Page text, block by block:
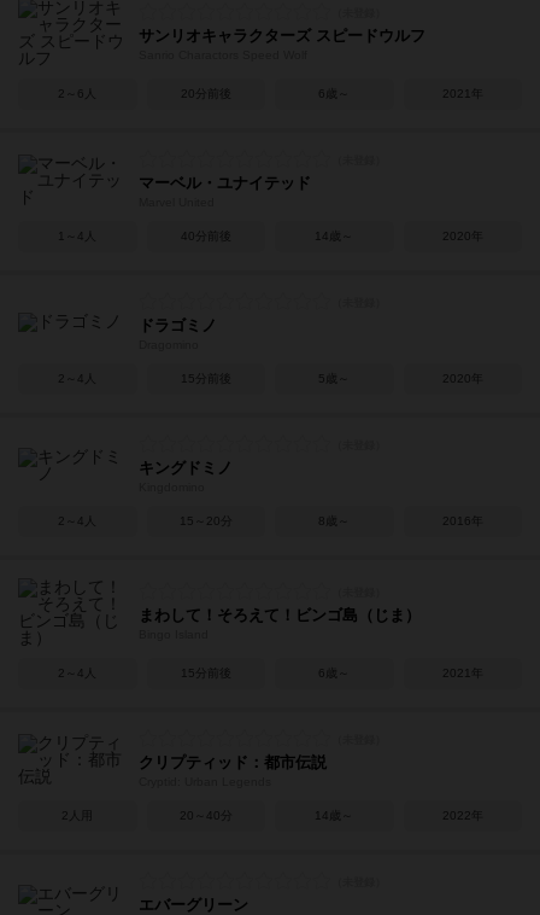
サンリオキャラクターズ スピードウルフ
2～6人 20分前後 6歳～ 2021年
マーベル・ユナイテッド
1～4人 40分前後 14歳～ 2020年
ドラゴミノ
2～4人 15分前後 5歳～ 2020年
キングドミノ
2～4人 15～20分 8歳～ 2016年
まわして！そろえて！ビンゴ島（じま）
2～4人 15分前後 6歳～ 2021年
クリプティッド：都市伝説
2人用 20～40分 14歳～ 2022年
エバーグリーン